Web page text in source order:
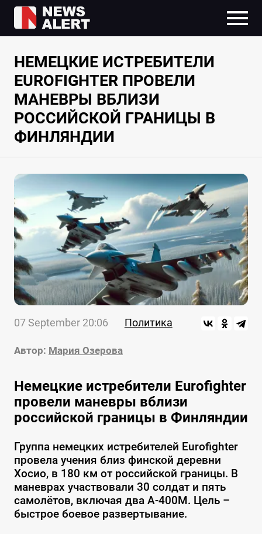
НЕМЕЦКИЕ ИСТРЕБИТЕЛИ
EUROFIGHTER ПРОВЕЛИ
МАНЕВРЫ ВБЛИЗИ
РОССИЙСКОЙ ГРАНИЦЫ В
ФИНЛЯНДИИ
07 September 20:06 Политика
Автор: Мария Озерова
Немецкие истребители Eurofighter
провели маневры вблизи
российской границы в Финляндии
Группа немецких истребителей Eurofighter
провела учения близ финской деревни
Хосио, в 180 км от российской границы. В
маневрах участвовали 30 солдат и пять
самолётов, включая два А-400М. Цель –
быстрое боевое развертывание.